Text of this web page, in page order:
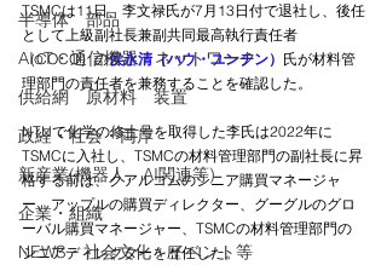
半導体 部品
AIoT・通信機器・ネットワーク
供給網 原材料 装置
政経・社会・両岸
新産業(機器人、AI関連等)
企業・組織
NEWS・社会文化・イベント等
TSMCは11日、李文禄氏が7月13日付で退社し、後任
として上級副社長兼副共同最高執行責任者
（COCO）の侯永清（ハウ・ユンチン） 氏が材料管
理部門の責任者を兼務することを確認した。
NTUで化学の修士号を取得した李氏は2022年に
TSMCに入社し、TSMCの材料管理部門の副社長に昇
格する前は、クアルコムのシニア購買マネージャ
ー、アップルの購買ディレクター、グーグルのグロ
ーバル購買マネージャー、TSMCの材料管理部門の
シニアディレクターを歴任した。